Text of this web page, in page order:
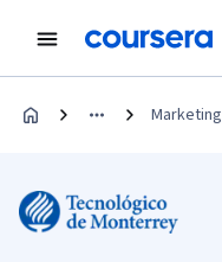
Marketing